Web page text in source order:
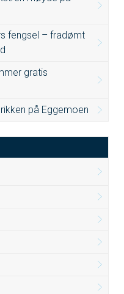
fengsel – fradømt
gratis
på Eggemoen